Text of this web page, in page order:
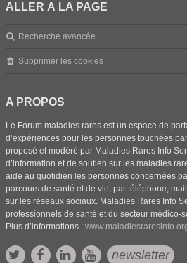
ALLER À LA PAGE
Recherche avancée
Supprimer les cookies
A PROPOS
Le Forum maladies rares est un espace de
d’expériences pour les personnes touchées
proposé et modéré par Maladies Rares Info
d’information et de soutien sur les maladies
aide au quotidien les personnes concernées
parcours de santé et de vie, par téléphone,
sur les réseaux sociaux. Maladies Rares Info
professionnels de santé et du secteur médico-
Plus d’informations :
newsletter